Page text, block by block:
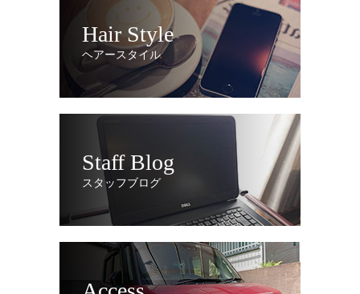
Hair Style
ヘアースタイル
Staff Blog
スタッフブログ